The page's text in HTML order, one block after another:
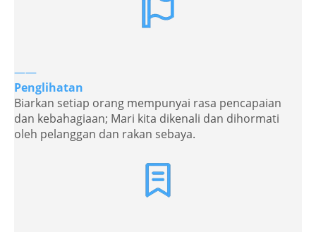
——
Penglihatan
Biarkan setiap orang mempunyai rasa pencapaian
dan kebahagiaan; Mari kita dikenali dan dihormati
oleh pelanggan dan rakan sebaya.